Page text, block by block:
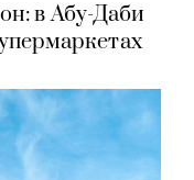
в Абу-Даби